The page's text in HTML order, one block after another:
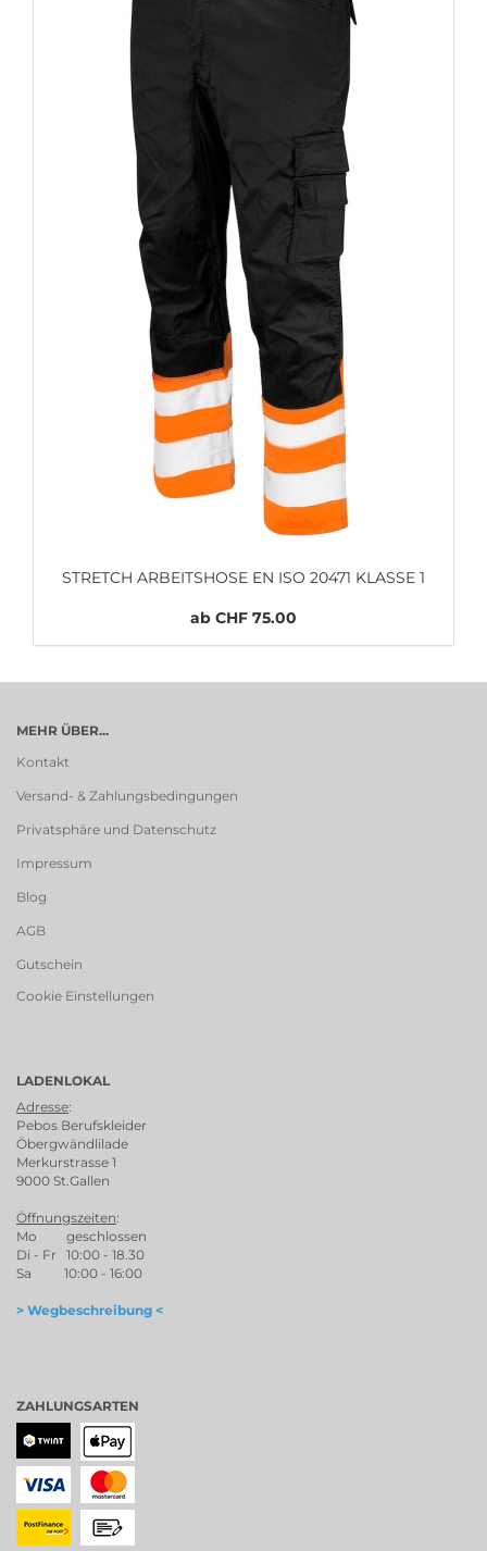
STRETCH ARBEITSHOSE EN ISO 20471 KLASSE 1
ab CHF 75.00
MEHR ÜBER...
Kontakt
Versand- & Zahlungsbedingungen
Privatsphäre und Datenschutz
Impressum
Blog
AGB
Gutschein
Cookie Einstellungen
LADENLOKAL
Adresse:
Pebos Berufskleider
Öbergwändlilade
Merkurstrasse 1
9000 St.Gallen
Öffnungszeiten:
Mo geschlossen
Di - Fr 10:00 - 18.30
Sa 10:00 - 16:00
> Wegbeschreibung <
ZAHLUNGSARTEN